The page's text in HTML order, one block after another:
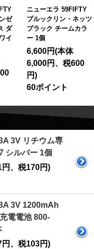
ゼ
ダ
イ
ニューエラ 59FIFTY
ブルックリン・ネッツ
ブラック チームカラ
ー 1個
6,600円(本体
6,000円、税600
円)
60ポイント
3V リチウム専
シルバー 1個
、税170円)
3V 1200mAh
電電池 800-
、税103円)